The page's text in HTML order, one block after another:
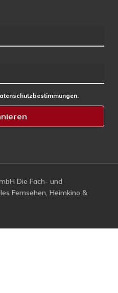
Die Fach- und
Fernsehen, Heimkino &